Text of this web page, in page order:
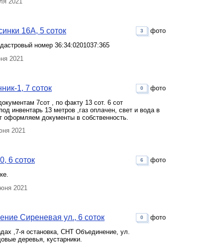
16А, 5 соток
номер 36:34:0201037:365
3 фото
2021
1, 7 соток
7сот , по факту 13 сот. 6 сот
инвентарь 13 метров ,газ оплачен, свет и вода в
документы в собственность.
0 фото
2021
6 соток 6 фото
2021
Сиреневая ул., 6 соток
,7-я остановка, СНТ Объединение, ул.
деревья, кустарники.
0 фото